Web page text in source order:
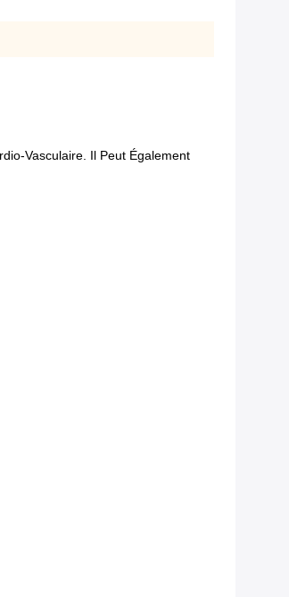
Vasculaire. Il Peut Également